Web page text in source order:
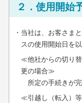
２．使用開始
・当社は、お客さま
スの使用開始日を
≪他社からの切り
更の場合≫
所定の手続きが
≪引越し（転入）